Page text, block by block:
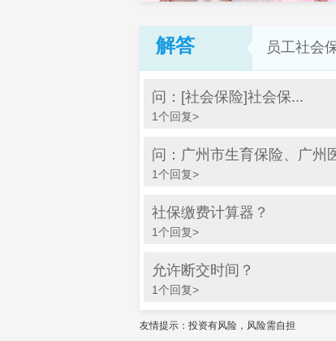
解答 员工社会
问：[社会保险]社会保...
1个回复>
问：广州市生育保险、广州
1个回复>
社保缴费计算器？
1个回复>
允许断交时间？
1个回复>
友情提示：投资有风险，风险需自担